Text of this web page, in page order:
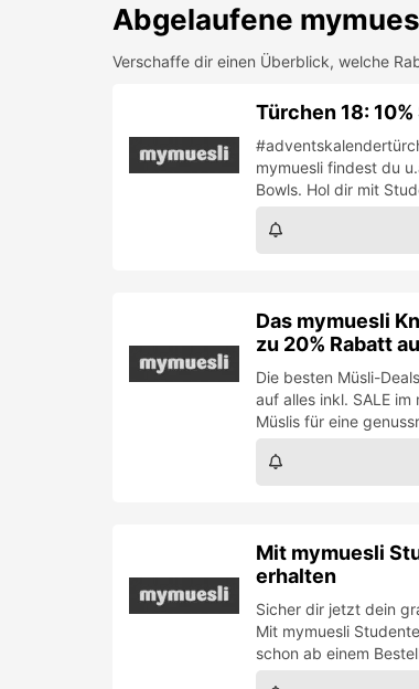
Abgelaufene
Verschaffe dir einen Überblick, welche
Türchen 18:
mymuesli findest du
Bowls. Hol dir mit
Das mymuesli
zu 20% Rabatt
Die besten Müsli-
auf alles inkl. SALE
Müslis für eine
Mit mymuesli
erhalten
Sicher dir jetzt dein
Mit mymuesli
schon ab einem